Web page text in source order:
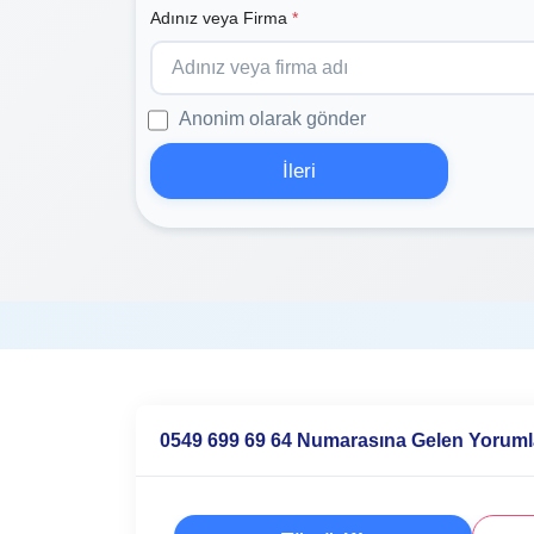
Adınız veya Firma *
Anonim olarak gönder
İleri
0549 699 69 64 Numarasına Gelen